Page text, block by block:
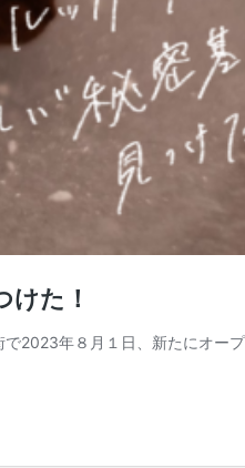
けた！
2023年８月１日、新たにオー